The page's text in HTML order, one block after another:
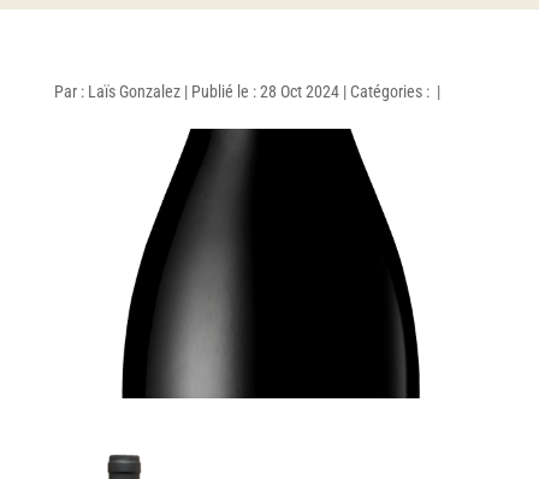
Par : Laïs Gonzalez | Publié le : 28 Oct 2024 | Catégories : |